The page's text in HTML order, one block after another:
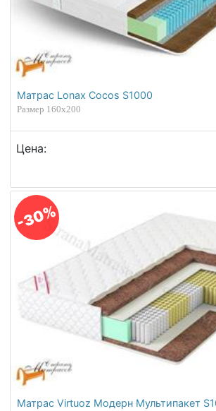
Матрас Lonax Cocos S1000
Размер 160х200
Цена:
-30%
Матрас Virtuoz Модерн Мультипакет